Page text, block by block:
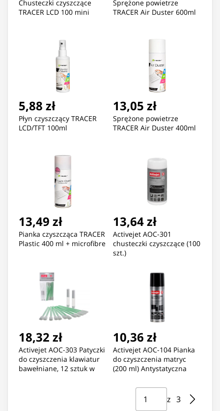
Chusteczki czyszczące
TRACER LCD 100 mini
Sprężone powietrze
TRACER Air Duster 600ml
5,88 zł
Płyn czyszczący TRACER
LCD/TFT 100ml
13,05 zł
Sprężone powietrze
TRACER Air Duster 400ml
13,49 zł
Pianka czyszcząca TRACER
Plastic 400 ml + microfibre
13,64 zł
Activejet AOC-301
chusteczki czyszczące (100
szt.)
18,32 zł
Activejet AOC-303 Patyczki
do czyszczenia klawiatur
bawełniane, 12 sztuk w
10,36 zł
Activejet AOC-104 Pianka
do czyszczenia matryc
(200 ml) Antystatyczna
cząsteczkami środków
powierzchniowo-czynnych,
Strona ⁨1⁩ z ⁨3⁩
z ⁨3⁩
Przejdź do strony